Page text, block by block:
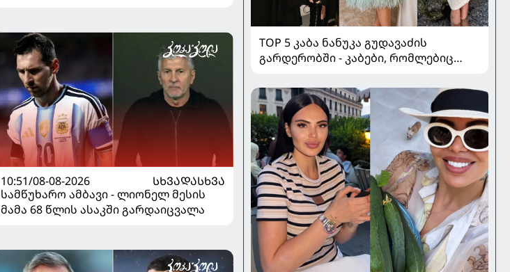
10:51/08-08-2026
ᲡᲮᲕᲐᲓᲐᲡᲮᲕᲐ
სამწუხარო ამბავი - ლიონელ მესის
მამა 68 წლის ასაკში გარდაიცვალა
TOP 5 კაბა ნანუკა გუდავაძის
გარდერობში - კაბები, რომლებიც